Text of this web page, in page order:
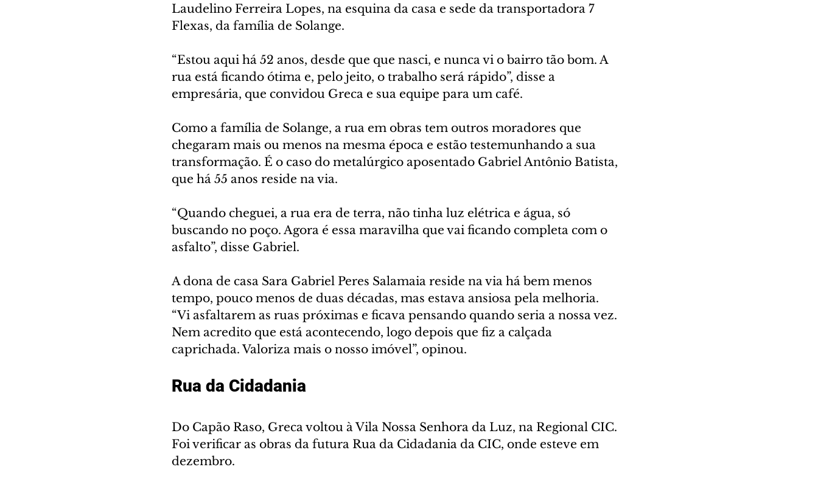
Laudelino Ferreira Lopes, na esquina da casa e sede da transportadora 7
Flexas, da família de Solange.
“Estou aqui há 52 anos, desde que que nasci, e nunca vi o bairro tão bom. A
rua está ficando ótima e, pelo jeito, o trabalho será rápido”, disse a
empresária, que convidou Greca e sua equipe para um café.
Como a família de Solange, a rua em obras tem outros moradores que
chegaram mais ou menos na mesma época e estão testemunhando a sua
transformação. É o caso do metalúrgico aposentado Gabriel Antônio Batista,
que há 55 anos reside na via.
“Quando cheguei, a rua era de terra, não tinha luz elétrica e água, só
buscando no poço. Agora é essa maravilha que vai ficando completa com o
asfalto”, disse Gabriel.
A dona de casa Sara Gabriel Peres Salamaia reside na via há bem menos
tempo, pouco menos de duas décadas, mas estava ansiosa pela melhoria.
“Vi asfaltarem as ruas próximas e ficava pensando quando seria a nossa vez.
Nem acredito que está acontecendo, logo depois que fiz a calçada
caprichada. Valoriza mais o nosso imóvel”, opinou.
Rua da Cidadania
Do Capão Raso, Greca voltou à Vila Nossa Senhora da Luz, na Regional CIC.
Foi verificar as obras da futura Rua da Cidadania da CIC, onde esteve em
dezembro.